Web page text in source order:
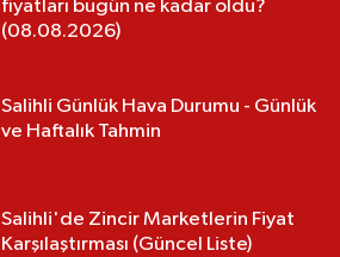
fiyatları bugün ne kadar oldu?
(08.08.2026)
Salihli Günlük Hava Durumu - Günlük
ve Haftalık Tahmin
Salihli'de Zincir Marketlerin Fiyat
Karşılaştırması (Güncel Liste)